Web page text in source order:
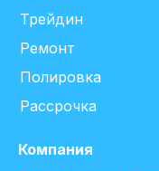
Трейдин
Ремонт
Полировка
Рассрочка
Компания